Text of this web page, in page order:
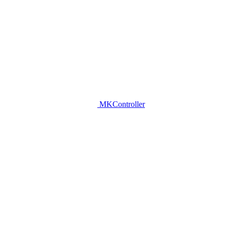
MKController